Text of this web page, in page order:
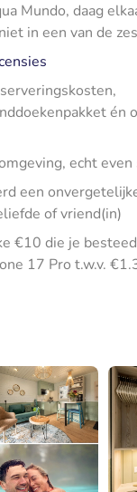
Mundo, daag
in een van de
én
echt even
een
of vriend(in)
€10 die je
17 Pro t.w.v.